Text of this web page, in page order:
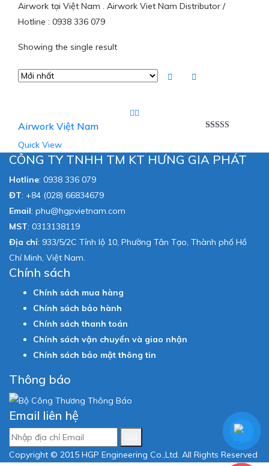
Airwork tại Việt Nam . Airwork Viet Nam Distributor /
Hotline : 0938 336 079
Showing the single result
sao
Airwork Việt Nam
Quick View
CÔNG TY TNHH TM KT HƯNG GIA PHÁT
Hotline: 0938 336 079
ĐT: +84 (028) 66834679
Email: phu@hgpvietnam.com
MST: 0313138119
Địa chỉ: 933/5/2C Tỉnh lộ 10, Phường Tân Tạo, Thành phố Hồ
Chí Minh, Việt Nam.
Chính sách
Chính sách mua hàng
Chính sách bảo hành
Chính sách thanh toán
Chính sách vận chuyển và giao nhận
Chính sách bảo mật thông tin
Thông báo
Email liên hệ
Copyright © 2015 HGP Engineering Co.,Ltd. All Rights Reserved